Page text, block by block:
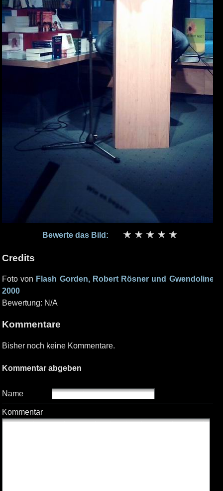
Bewerte das Bild:
Credits
Foto von Flash Gorden, Robert Rösner und Gwendoline
2000
Bewertung: N/A
Kommentare
Bisher noch keine Kommentare.
Kommentar abgeben
Name
Kommentar